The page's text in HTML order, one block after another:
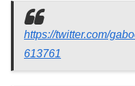
https://twitter.com/
613761